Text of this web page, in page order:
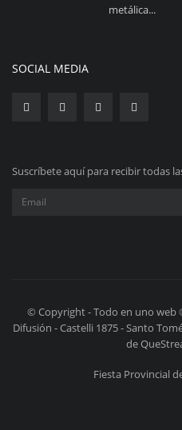
metálica...
SOCIAL MEDIA
Suscríbete aquí para recibir todas
© Copyright - Todo en uno web
Difusión - Castelli 1875 - Santo
de
Fiesta Provincial